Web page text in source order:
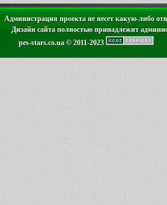
Администрация проекта не несет какую-либо
Дизайн сайта полностью принадлежит
pes-stars.co.ua © 2011-2023